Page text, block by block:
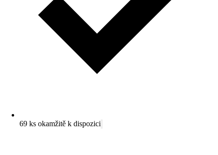
69 ks okamžitě k dispozici